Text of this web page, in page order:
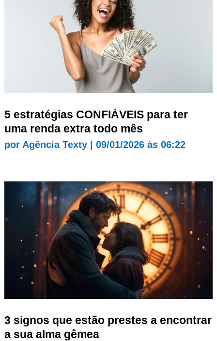
5 estratégias CONFIÁVEIS para ter
uma renda extra todo mês
por Agência Texty| 09/01/2026 às 06:22
3 signos que estão prestes a encontrar
a sua alma gêmea